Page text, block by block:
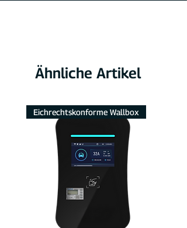
Ähnliche Artikel
Eichrechtskonforme Wallbox